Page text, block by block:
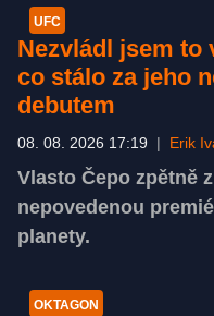
UFC
Nezvládl jsem to
co stálo za jeho
debutem
08. 08. 2026 17:19 Erik
Vlasto Čepo zpětně
nepovedenou
planety.
OKTAGON